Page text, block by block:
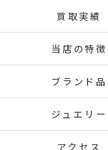
買取実績
当店の特徴
ブランド品
ジュエリー
アクセス